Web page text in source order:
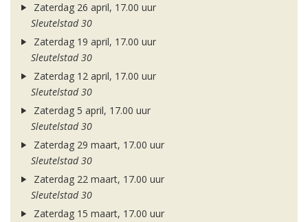
Zaterdag 26 april, 17.00 uur
Sleutelstad 30
Zaterdag 19 april, 17.00 uur
Sleutelstad 30
Zaterdag 12 april, 17.00 uur
Sleutelstad 30
Zaterdag 5 april, 17.00 uur
Sleutelstad 30
Zaterdag 29 maart, 17.00 uur
Sleutelstad 30
Zaterdag 22 maart, 17.00 uur
Sleutelstad 30
Zaterdag 15 maart, 17.00 uur